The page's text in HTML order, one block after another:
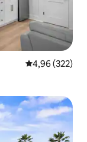
4,96 ud af 5 i
4,96 (322)